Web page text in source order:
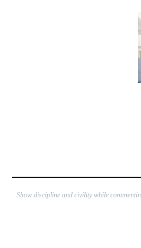
Show discipline and civility while